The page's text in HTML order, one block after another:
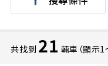
共找到 21 輛車（顯示1